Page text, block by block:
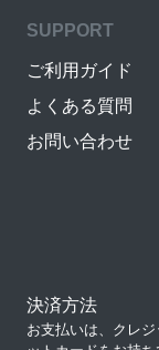
SUPPORT
ご利用ガイド
よくある質問
お問い合わせ
決済方法
お支払いは、クレ